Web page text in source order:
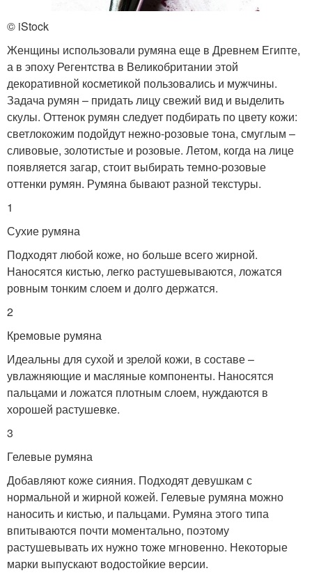
© iStock
Женщины использовали румяна еще в Древнем Египте,
а в эпоху Регентства в Великобритании этой
декоративной косметикой пользовались и мужчины.
Задача румян – придать лицу свежий вид и выделить
скулы. Оттенок румян следует подбирать по цвету кожи:
светлокожим подойдут нежно-розовые тона, смуглым –
сливовые, золотистые и розовые. Летом, когда на лице
появляется загар, стоит выбирать темно-розовые
оттенки румян. Румяна бывают разной текстуры.
1
Сухие румяна
Подходят любой коже, но больше всего жирной.
Наносятся кистью, легко растушевываются, ложатся
ровным тонким слоем и долго держатся.
2
Кремовые румяна
Идеальны для сухой и зрелой кожи, в составе –
увлажняющие и масляные компоненты. Наносятся
пальцами и ложатся плотным слоем, нуждаются в
хорошей растушевке.
3
Гелевые румяна
Добавляют коже сияния. Подходят девушкам с
нормальной и жирной кожей. Гелевые румяна можно
наносить и кистью, и пальцами. Румяна этого типа
впитываются почти моментально, поэтому
растушевывать их нужно тоже мгновенно. Некоторые
марки выпускают водостойкие версии.